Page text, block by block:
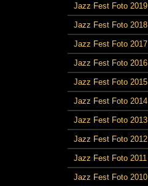
Jazz Fest Foto 2019
Jazz Fest Foto 2018
Jazz Fest Foto 2017
Jazz Fest Foto 2016
Jazz Fest Foto 2015
Jazz Fest Foto 2014
Jazz Fest Foto 2013
Jazz Fest Foto 2012
Jazz Fest Foto 2011
Jazz Fest Foto 2010